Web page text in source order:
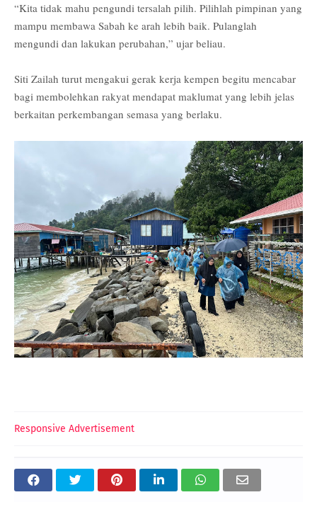
“Kita tidak mahu pengundi tersalah pilih. Pilihlah pimpinan yang
mampu membawa Sabah ke arah lebih baik. Pulanglah
mengundi dan lakukan perubahan,” ujar beliau.
Siti Zailah turut mengakui gerak kerja kempen begitu mencabar
bagi membolehkan rakyat mendapat maklumat yang lebih jelas
berkaitan perkembangan semasa yang berlaku.
Responsive Advertisement